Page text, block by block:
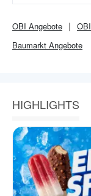
OBI Angebote OBI
Baumarkt Angebote
HIGHLIGHTS